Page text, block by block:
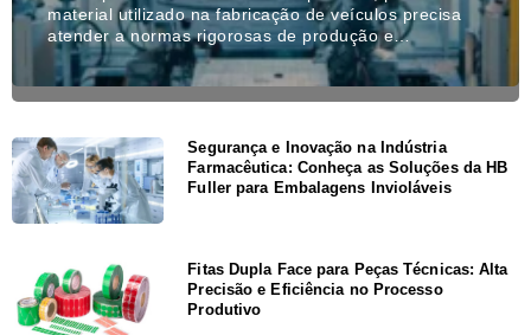
material utilizado na fabricação de veículos precisa
atender a normas rigorosas de produção e…
Segurança e Inovação na Indústria
Farmacêutica: Conheça as Soluções da HB
Fuller para Embalagens Invioláveis
Fitas Dupla Face para Peças Técnicas: Alta
Precisão e Eficiência no Processo
Produtivo